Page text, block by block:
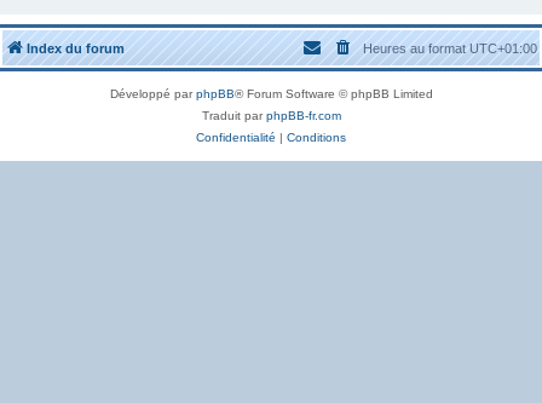
Index du forum Heures au formatUTC+01:00
Développé parphpBB® Forum Software © phpBB Limited
Traduit parphpBB-fr.com
Confidentialité | Conditions